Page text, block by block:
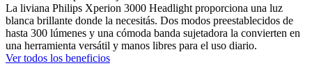
La liviana Philips Xperion 3000 Headlight proporciona una luz
blanca brillante donde la necesitás. Dos modos preestablecidos de
hasta 300 lúmenes y una cómoda banda sujetadora la convierten en
una herramienta versátil y manos libres para el uso diario.
Ver todos los beneficios